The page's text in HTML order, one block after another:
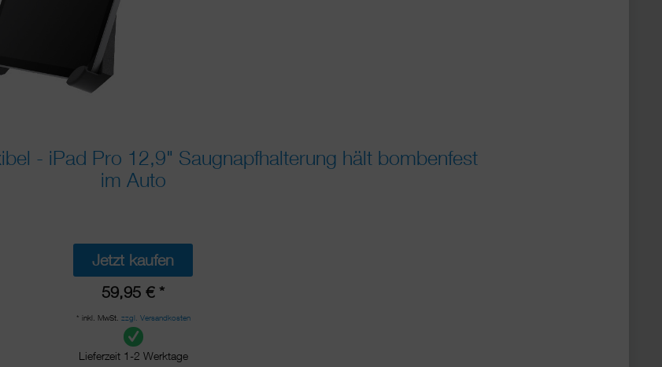
- iPad Pro 12,9" Saugnapfhalterung hält bombenfest
im Auto
Jetzt kaufen
59,95 € *
* inkl. MwSt. zzgl. Versandkosten
Lieferzeit 1-2 Werktage